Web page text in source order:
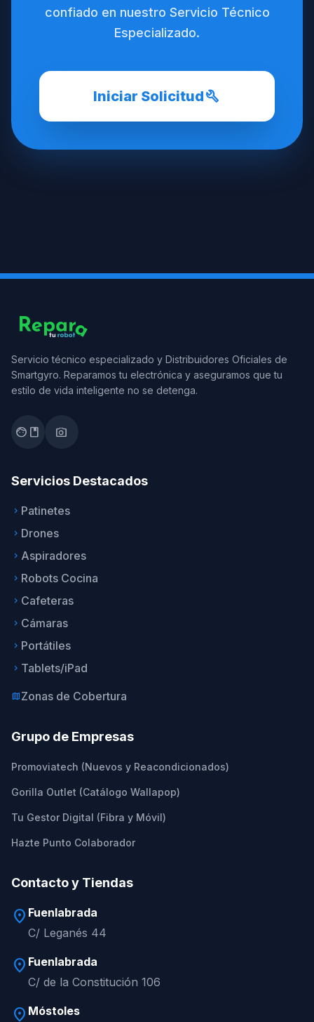
confiado en nuestro Servicio Técnico
Especializado.
Iniciar Solicitudbuild
Servicio técnico especializado y Distribuidores Oficiales de
Smartgyro. Reparamos tu electrónica y aseguramos que tu
estilo de vida inteligente no se detenga.
facebook photo_camera
Servicios Destacados
keyboard_arrow_right Patinetes
keyboard_arrow_right Drones
keyboard_arrow_right Aspiradores
keyboard_arrow_right Robots Cocina
keyboard_arrow_right Cafeteras
keyboard_arrow_right Cámaras
keyboard_arrow_right Portátiles
keyboard_arrow_right Tablets/iPad
mapZonas de Cobertura
Grupo de Empresas
Promoviatech (Nuevos y Reacondicionados)
Gorilla Outlet (Catálogo Wallapop)
Tu Gestor Digital (Fibra y Móvil)
Hazte Punto Colaborador
Contacto y Tiendas
location_on Fuenlabrada
C/ Leganés 44
location_on Fuenlabrada
C/ de la Constitución 106
location_on Móstoles